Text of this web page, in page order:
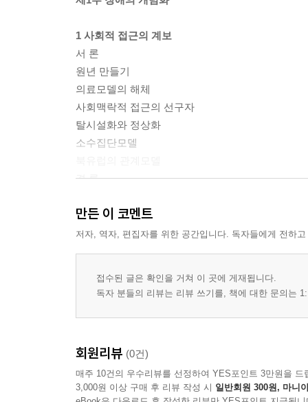
1 사회적 접근의 계보
서 론
원년 만들기
의료모델의 해체
사회맥락적 접근의 선구자
탈시설화와 정상화
소수집단모델
결 론
2 사회모델에 대한 비판
서 론
손상과 장애의 구분
무장애 세상의 한계
결 론
3 장애: 복합적 상호작용
만든 이 코멘트
저자, 역자, 편집자를 위한 공간입니다. 독자들에게 전하
접수된 글은 확인을 거쳐 이 곳에 게재됩니다.
독자 분들의 리뷰는 리뷰 쓰기를, 책에 대한 문의는
회원리뷰 (0건)
매주 10건의 우수리뷰를 선정하여 YES포인트 3만원을 드
3,000원 이상 구매 후 리뷰 작성 시 일반회원 300원, 마니